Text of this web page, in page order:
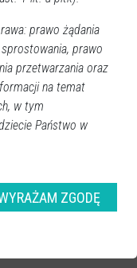
prawo żądania
prawo
przetwarzania oraz
na temat
w tym
Państwo w
ZGODĘ